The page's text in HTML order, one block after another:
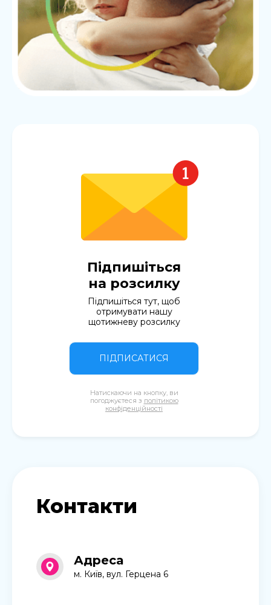
Підпишіться
на розсилку
Підпишіться тут, щоб
отримувати нашу
щотижневу розсилку
ПІДПИСАТИСЯ
Натискаючи на кнопку, ви
погоджуєтеся з політикою
конфіденційності
Контакти
Адреса
м. Київ, вул. Герцена 6